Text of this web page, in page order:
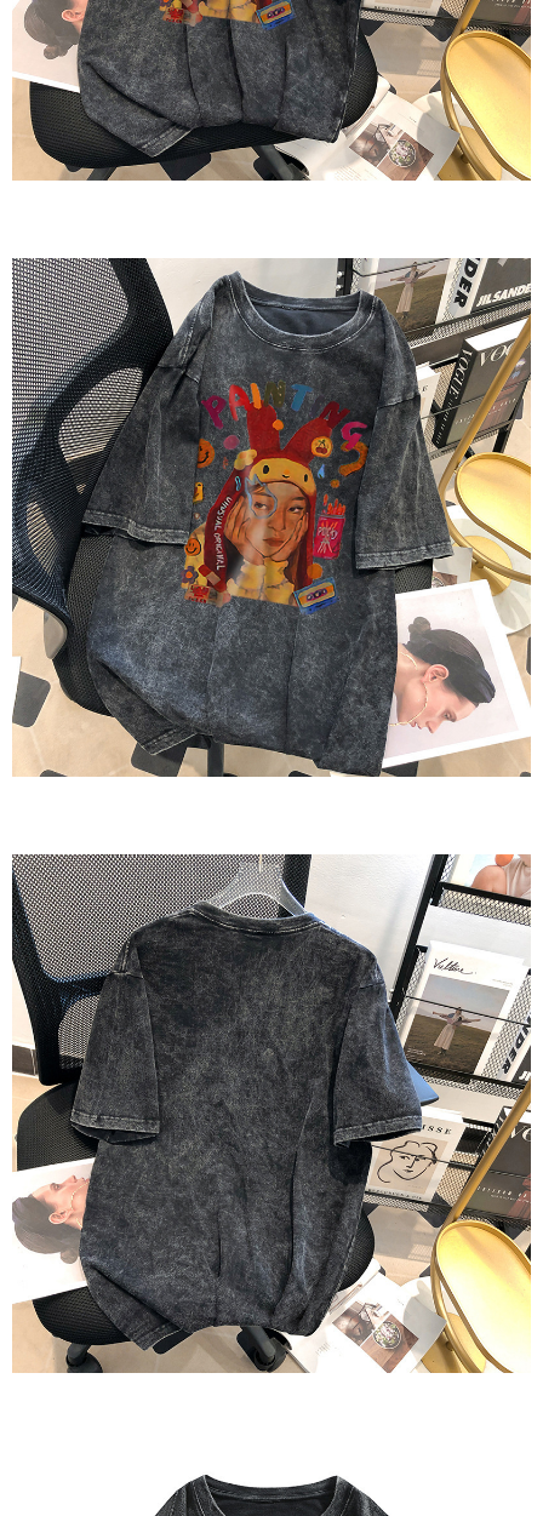
1. Perkhidmatan ini disediakan oleh Taiwan Mobile, pengguna telefon
mudah alih boleh segera menggunakan tanpa perlu memohon lagi.
(Hanya untuk nombor langganan peribadi, tidak terbuka untuk syarikat
dan kad prabayar)
2. Pilihan kaedah pembayaran "Pembayaran Ansuran Gogo", selepas
pesanan ditubuhkan, akan secara automatik dialihkan ke proses
transaksi Gogo, selepas pengesahan nombor telefon, pilih bilangan
ansuran yang diingini, tarikh akhir pembayaran, dan setelah
4. Dalam masa 30 minit selepas pesanan ditubuhkan, jika tidak pergi
untuk mengesahkan transaksi atau jika tidak lulus semakan, pesanan
akan dibatalkan secara automatik. Jika terdapat situasi "pindah untuk
semakan khusus" yang tidak lulus, ini menunjukkan bahawa sistem
penilaian tidak mencukupi, tiada penjelasan mengenai kandungan
penilaian boleh diberikan.
【Penerangan Kaedah Pembayaran】
1. Pembayaran ansuran tidak digabungkan dalam bil telekomunikasi,
"Pembayaran Ansuran Gogo" akan menghantar SMS peringatan
pembayaran selepas tarikh penyelesaian bulanan.
2. Melalui pautan SMS untuk membuka bil, anda boleh memilih untuk
membayar melalui "Kod bar kedai serbaneka / Kedai rasmi Taiwan
Mobile / Pemindahan bank / Pembayaran J街口 / iPASS MONEY" dan
saluran lain.
【Nota Penting】
1. Perkhidmatan ini disediakan oleh "Taiwan Mobile Co., Ltd." untuk
membolehkan pengguna membeli produk atau perkhidmatan melalui
perkhidmatan ini semasa transaksi, dan kedai akan menyerahkan hak
tuntutan harga jual/beli ansuran kepada syarikat ini untuk membayar bil
menggunakan bil syarikat ini.
2. Berdasarkan tujuan kontrak persetujuan pembayaran menggunakan
"Pembayaran Ansuran Gogo", kedai akan memberikan maklumat peribadi
anda (termasuk nama, telefon atau alamat) kepada Taiwan Mobile untuk
3. Sila baca syarat perkhidmatan pengguna secara lengkap melalui
pautan berikut: https://oppay.tw/userRule
Sila hubungi NP Taiwan Inc. dics_tw@netprotections.co.jpjika anda
mempunyai sebarang kebimbangan mengenai pemprosesan dan
penggunaan pada data peribadi. Jika anda tidak bersetuju dengan data
peribadi yang disenaraikan seperti di atas akan dikumpul dan digunakan
oleh AFTEE, sila jangan gunakan perkhidmatan ini.